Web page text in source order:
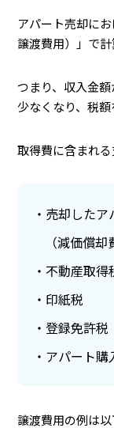
アパート売却に
譲渡費用）」で計
つまり、収入金
少なくなり、税額
取得費に含まれ
売却したア
（減価償
不動産取得
印紙税
登録免許税
アパート購
譲渡費用の例は以